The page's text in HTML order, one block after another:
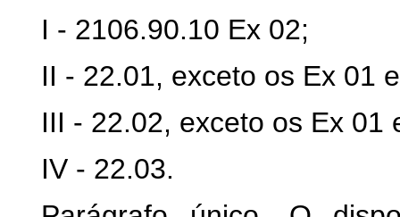
I - 2106.90.10 Ex 02;
II - 22.01, exceto os Ex 01
III - 22.02, exceto os Ex 01
IV - 22.03.